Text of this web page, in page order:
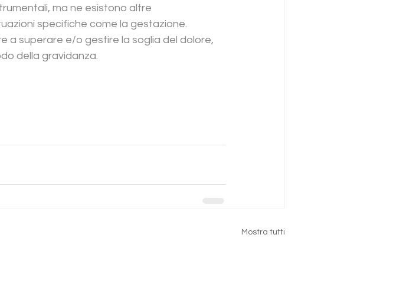
ma ne esistono altre
specifiche come la gestazione.
a superare e/o gestire la soglia del dolore,
della gravidanza.
Mostra tutti